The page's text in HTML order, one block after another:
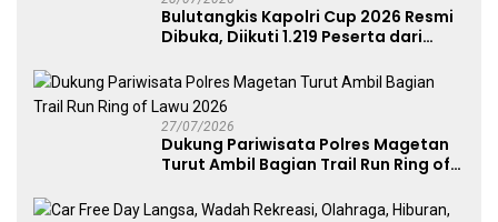
Bulutangkis Kapolri Cup 2026 Resmi
Dibuka, Diikuti 1.219 Peserta dari
27/07/2026
Dukung Pariwisata Polres Magetan
Turut Ambil Bagian Trail Run Ring of